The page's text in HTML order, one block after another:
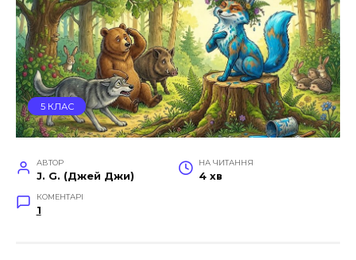
5 КЛАС
АВТОР
J. G. (Джей Джи)
НА ЧИТАННЯ
4 хв
КОМЕНТАРІ
1